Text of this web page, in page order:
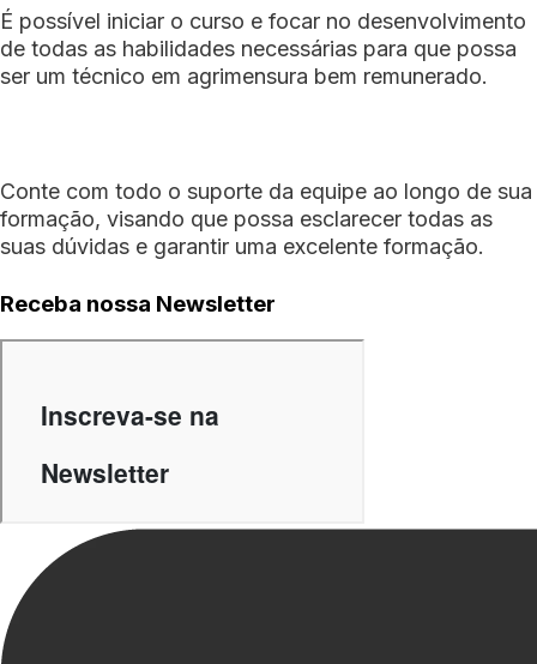
É possível iniciar o curso e focar no desenvolvimento
de todas as habilidades necessárias para que possa
ser um técnico em agrimensura bem remunerado.
Conte com todo o suporte da equipe ao longo de sua
formação, visando que possa esclarecer todas as
suas dúvidas e garantir uma excelente formação.
Receba nossa Newsletter